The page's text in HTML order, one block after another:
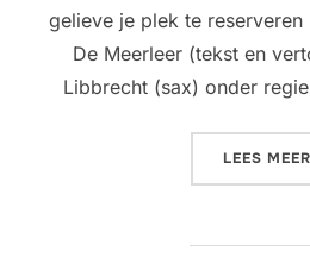
gelieve je plek te
De Meerleer (tekst en
Libbrecht (sax) onder
LEES MEER